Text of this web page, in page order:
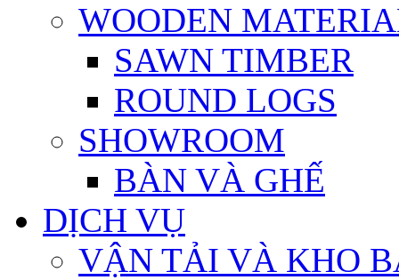
WOODEN
SAWN TIMBER
ROUND LOGS
SHOWROOM
BÀN VÀ GHẾ
DỊCH VỤ
VẬN TẢI VÀ KHO